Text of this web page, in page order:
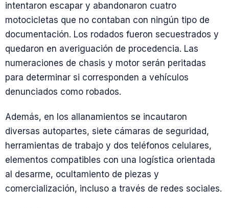
intentaron escapar y abandonaron cuatro
motocicletas que no contaban con ningún tipo de
documentación. Los rodados fueron secuestrados y
quedaron en averiguación de procedencia. Las
numeraciones de chasis y motor serán peritadas
para determinar si corresponden a vehículos
denunciados como robados.
Además, en los allanamientos se incautaron
diversas autopartes, siete cámaras de seguridad,
herramientas de trabajo y dos teléfonos celulares,
elementos compatibles con una logística orientada
al desarme, ocultamiento de piezas y
comercialización, incluso a través de redes sociales.